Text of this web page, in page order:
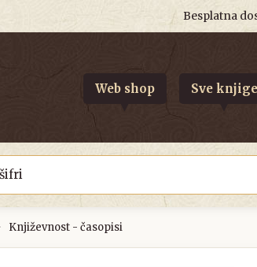
Besplatna
Web shop Sve knjige
Književnost - časopisi